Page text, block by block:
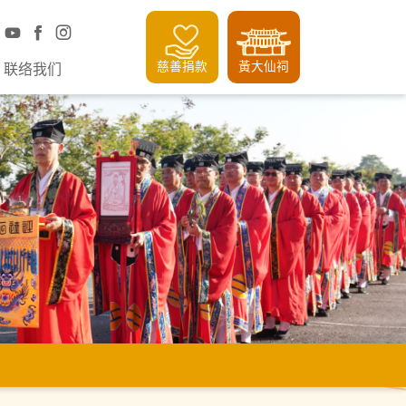
联络我们 慈善捐款 黃大仙祠